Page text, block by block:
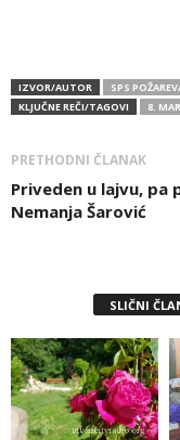
IZVOR/AUTOR
SPS
KLJUČNE REČI/TAGOVI
8.
PRETHODNI ČLANAK
Priveden u lajvu, pa
Nemanja Šarović
SLIČNI